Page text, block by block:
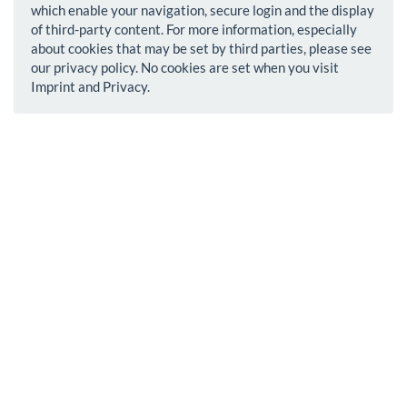
which enable your navigation, secure login and the display
of third-party content. For more information, especially
about cookies that may be set by third parties, please see
our privacy policy. No cookies are set when you visit
Imprint and Privacy.